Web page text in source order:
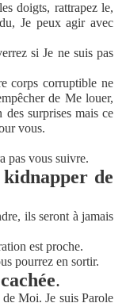
doigts, rattrapez le,
Je peux agir avec
si Je ne suis pas
corps corruptible ne
de Me louer,
des surprises mais ce
vous.
pas vous suivre.
de
ils seront à jamais
est proche.
pourrez en sortir.
.
Moi. Je suis Parole